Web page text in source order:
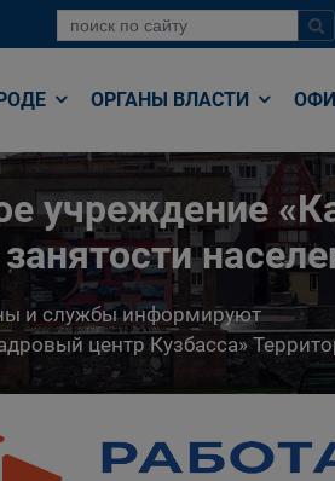
ОРГАНЫ ВЛАСТИ
учреждение
и службы информируют
центр Кузбасса»